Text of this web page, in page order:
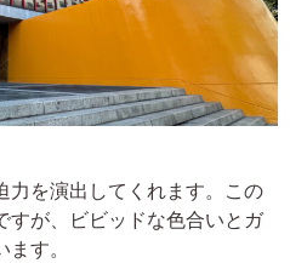
力を演出してくれます。この
すが、ビビッドな色合いとガ
す。